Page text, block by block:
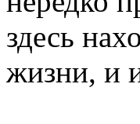
здесь
жизни, и